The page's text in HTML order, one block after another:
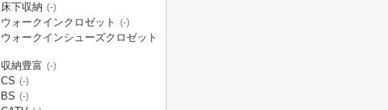
床下収納 (-)
ウォークインクロゼット (-)
ウォークインシューズクロゼット
収納豊富 (-)
CS (-)
BS (-)